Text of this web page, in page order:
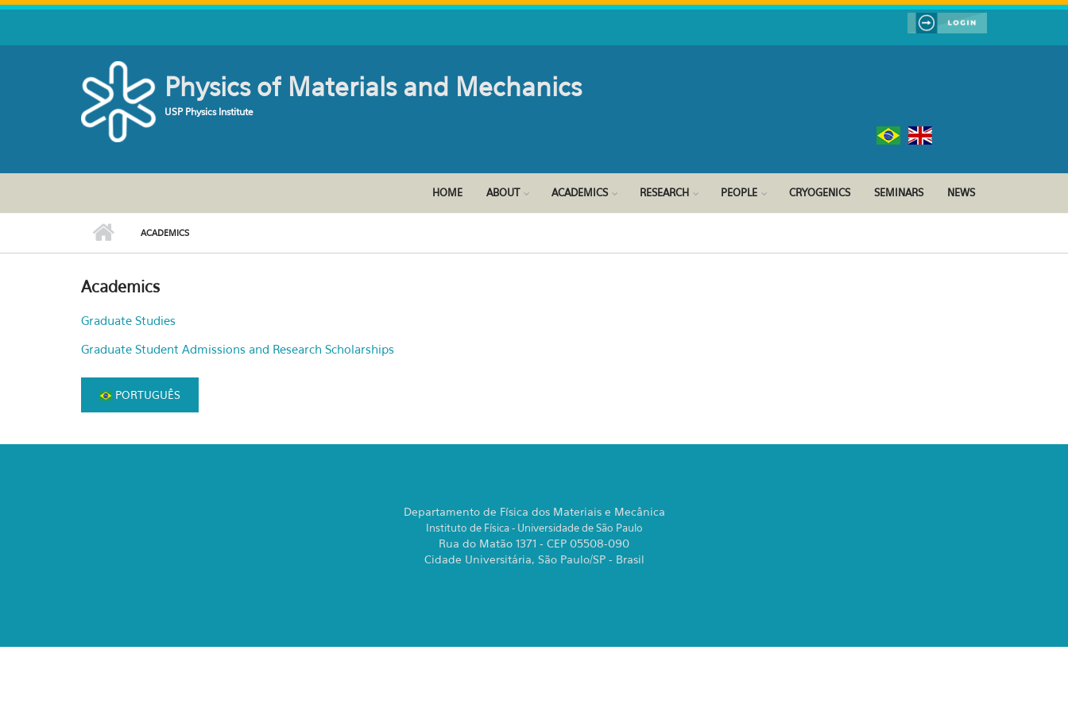
Skip to main content
Physics of Materials and Mechanics
USP Physics Institute
HOME ABOUT ACADEMICS RESEARCH PEOPLE CRYOGENICS SEMINARS NEWS
ACADEMICS
Academics
Graduate Studies
Graduate Student Admissions and Research Scholarships
PORTUGUÊS
Departamento de Física dos Materiais e Mecânica
Instituto de Física - Universidade de São Paulo
Rua do Matão 1371 - CEP 05508-090
Cidade Universitária, São Paulo/SP - Brasil